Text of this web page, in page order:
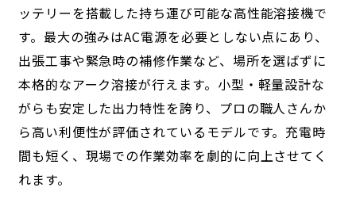
ッテリーを搭載した持ち運び可能な高性能溶接機で
す。最大の強みはAC電源を必要としない点にあり、
出張工事や緊急時の補修作業など、場所を選ばずに
本格的なアーク溶接が行えます。小型・軽量設計な
がらも安定した出力特性を誇り、プロの職人さんか
ら高い利便性が評価されているモデルです。充電時
間も短く、現場での作業効率を劇的に向上させてく
れます。